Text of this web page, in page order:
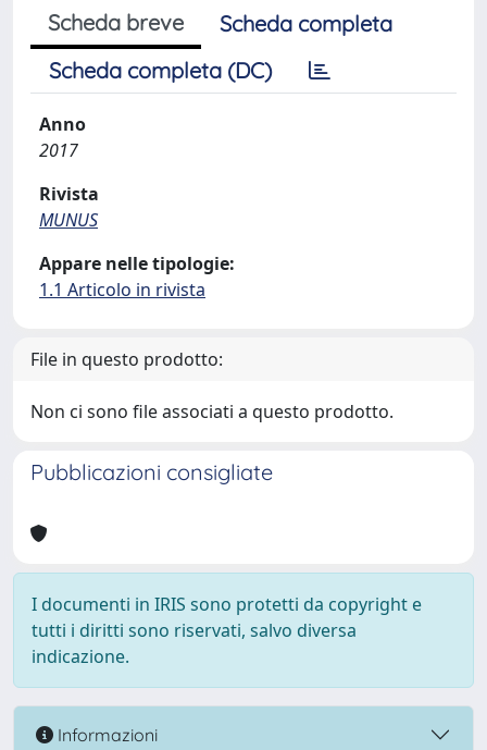
Scheda breve
Scheda completa
Scheda completa (DC)
Anno
2017
Rivista
MUNUS
Appare nelle tipologie:
1.1 Articolo in rivista
File in questo prodotto:
Non ci sono file associati a questo prodotto.
Pubblicazioni consigliate
I documenti in IRIS sono protetti da copyright e
tutti i diritti sono riservati, salvo diversa
indicazione.
Informazioni